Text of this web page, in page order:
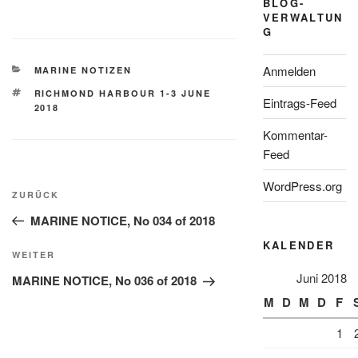
KATEGORIEN
MARINE NOTIZEN
SCHLAGWÖRTER
RICHMOND HARBOUR 1-3 JUNE
2018
Beitragsnavigation
Vorheriger
Beitrag
ZURÜCK
MARINE NOTICE, No 034 of 2018
Nächster
Beitrag
WEITER
MARINE NOTICE, No 036 of 2018
VERWALTUN
G
Anmelden
Eintrags-Feed
Kommentar-
Feed
WordPress.org
KALENDER
Juni 2018
M D M D F
1